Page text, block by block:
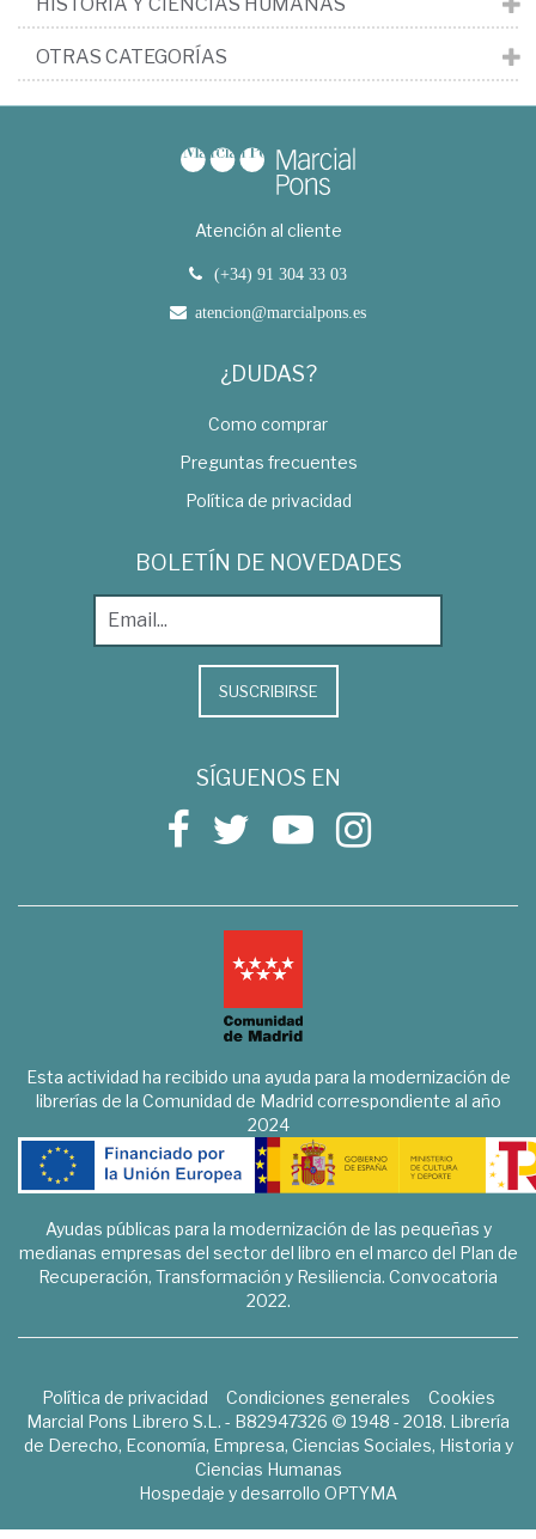
OTRAS CATEGORÍAS
Atención al cliente
(+34) 91 304 33 03
atencion@marcialpons.es
¿DUDAS?
Como comprar
Preguntas frecuentes
Política de privacidad
BOLETÍN DE NOVEDADES
SUSCRIBIRSE
SÍGUENOS EN
Esta actividad ha recibido una ayuda para la modernización de
librerías de la Comunidad de Madrid correspondiente al año
2024
Ayudas públicas para la modernización de las pequeñas y
medianas empresas del sector del libro en el marco del Plan de
Recuperación, Transformación y Resiliencia. Convocatoria
2022.
Política de privacidad Condiciones generales
Cookies
Marcial Pons Librero S.L. - B82947326 © 1948 - 2018. Librería
de Derecho, Economía, Empresa, Ciencias Sociales, Historia y
Ciencias Humanas
Hospedaje y desarrollo OPTYMA